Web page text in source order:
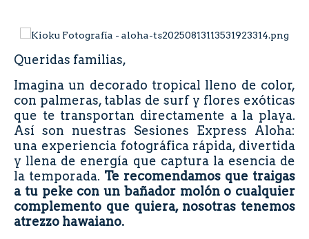
Queridas familias,
Imagina un decorado tropical lleno de color,
con palmeras, tablas de surf y flores exóticas
que te transportan directamente a la playa.
Así son nuestras Sesiones Express Aloha:
una experiencia fotográfica rápida, divertida
y llena de energía que captura la esencia de
la temporada. Te recomendamos que traigas
a tu peke con un bañador molón o cualquier
complemento que quiera, nosotras tenemos
atrezzo hawaiano.